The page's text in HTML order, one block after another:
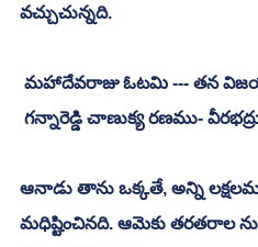
వచ్చుచున్నది.
మహాదేవరాజు ఓటమి --- తన
గన్నారెడ్డి చాణుక్య రణము-
ఆనాడు తాను ఒక్కతే, అన్ని
మధిష్టించినది. ఆమెకు తరతరాల